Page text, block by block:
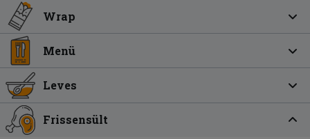
Wrap
Menü
Leves
Frissensült